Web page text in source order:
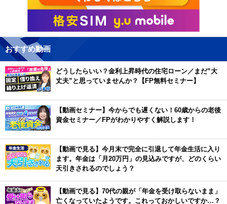
おすすめ動画
どうしたらいい？金利上昇時代の住宅ローン／まだ”大
丈夫”と思っていませんか？【FP無料セミナー】
【動画セミナー】今からでも遅くない！60歳からの老後
資金セミナー／FPがわかりやすく解説します！
【動画で見る】今月末で完全に引退して年金生活に入り
ます。年金は「月20万円」の見込みですが、どのくらい
天引きされるのでしょう？
【動画で見る】70代の親が「年金を受け取らないまま」
亡くなっていたようです。これっておかしいですか…？